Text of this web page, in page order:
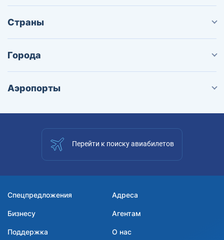
Страны
Города
Аэропорты
Перейти к поиску авиабилетов
Спецпредложения Адреса
Бизнесу Агентам
Поддержка О нас